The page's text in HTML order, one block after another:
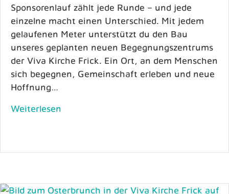
Sponsorenlauf zählt jede Runde – und jede
einzelne macht einen Unterschied. Mit jedem
gelaufenen Meter unterstützt du den Bau
unseres geplanten neuen Begegnungszentrums
der Viva Kirche Frick. Ein Ort, an dem Menschen
sich begegnen, Gemeinschaft erleben und neue
Hoffnung…
Weiterlesen